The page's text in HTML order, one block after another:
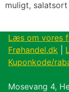
muligt,
Læs om vores
Frøhandel.dk
Kuponkode/
Mosevang 4,